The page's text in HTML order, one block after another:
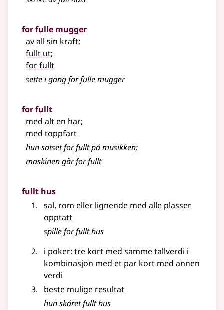
for fulle mugger
av all sin kraft;
fullt ut;
for fullt
sette i gang for fulle mugger
for fullt
med alt en har;
med toppfart
hun satset for fullt på musikken;
maskinen går for fullt
fullt hus
sal, rom eller lignende med alle plasser
opptatt
spille for fullt hus
i poker: tre kort med samme tallverdi i
kombinasjon med et par kort med annen
verdi
beste mulige resultat
hun skåret fullt hus